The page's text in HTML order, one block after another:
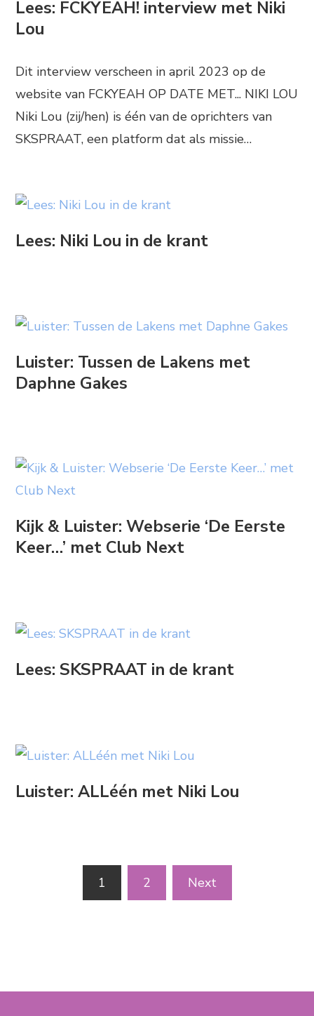
Lees: FCKYEAH! interview met Niki
Lou
Dit interview verscheen in april 2023 op de
website van FCKYEAH OP DATE MET... NIKI LOU
Niki Lou (zij/hen) is één van de oprichters van
SKSPRAAT, een platform dat als missie…
Lees: Niki Lou in de krant
Luister: Tussen de Lakens met
Daphne Gakes
Kijk & Luister: Webserie ‘De Eerste
Keer…’ met Club Next
Lees: SKSPRAAT in de krant
Luister: ALLéén met Niki Lou
Berichten
paginering
1 2 Next